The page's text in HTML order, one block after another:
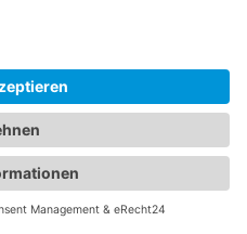
de/
betreten, werden
Daten an
bzw. der Widerruf